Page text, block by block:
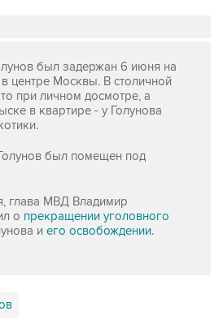
был задержан 6 июня на
центре Москвы. В столичной
при личном досмотре, а
в квартире - у Голунова
был помещен под
глава МВД Владимир
о прекращении уголовного
и его освобождении.